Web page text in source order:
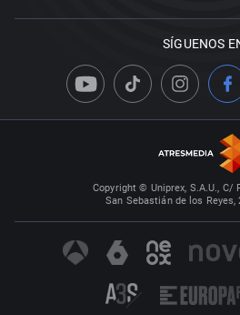
SÍGUENOS
Copyright © Uniprex, S.A.U., C/
San Sebastián de los Reyes,